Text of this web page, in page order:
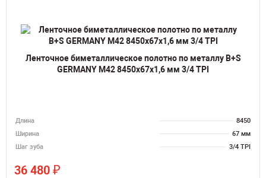
Ленточное биметаллическое полотно по металлу B+S
GERMANY M42 8450х67х1,6 мм 3/4 TPI
Длина
8450
Ширина
67 мм
Шаг зуба
3/4 TPI
36 480 ₽